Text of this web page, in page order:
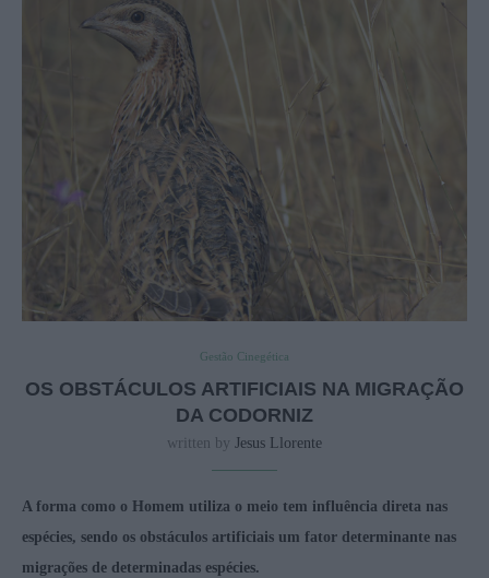
Gestão Cinegética
OS OBSTÁCULOS ARTIFICIAIS NA MIGRAÇÃO
DA CODORNIZ
written by Jesus Llorente
A forma como o Homem utiliza o meio tem influência direta nas
espécies, sendo os obstáculos artificiais um fator determinante nas
migrações de determinadas espécies.